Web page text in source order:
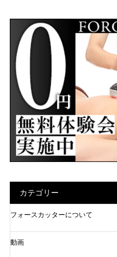
カテゴリー
フォースカッターについて
動画